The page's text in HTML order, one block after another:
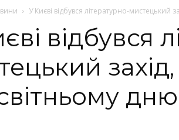
У Києві відбувся літературно-мистецький
відбувся
дню